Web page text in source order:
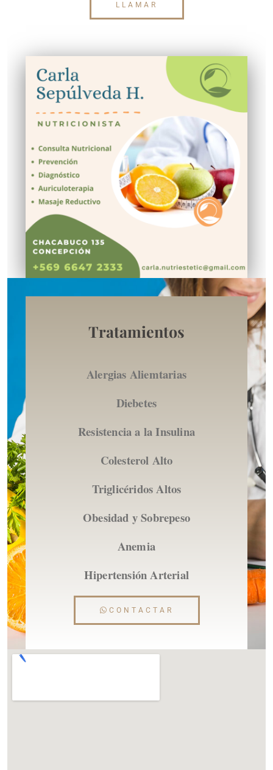
LLAMAR
Tratamientos
Alergias Aliemtarias
Diebetes
Resistencia a la Insulina
Colesterol Alto
Triglicéridos Altos
Obesidad y Sobrepeso
Anemia
Hipertensión Arterial
CONTACTAR